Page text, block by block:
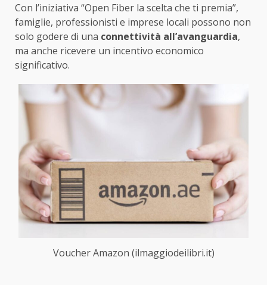
Con l’iniziativa “Open Fiber la scelta che ti premia”,
famiglie, professionisti e imprese locali possono non
solo godere di una connettività all’avanguardia,
ma anche ricevere un incentivo economico
significativo.
Voucher Amazon (ilmaggiodeilibri.it)